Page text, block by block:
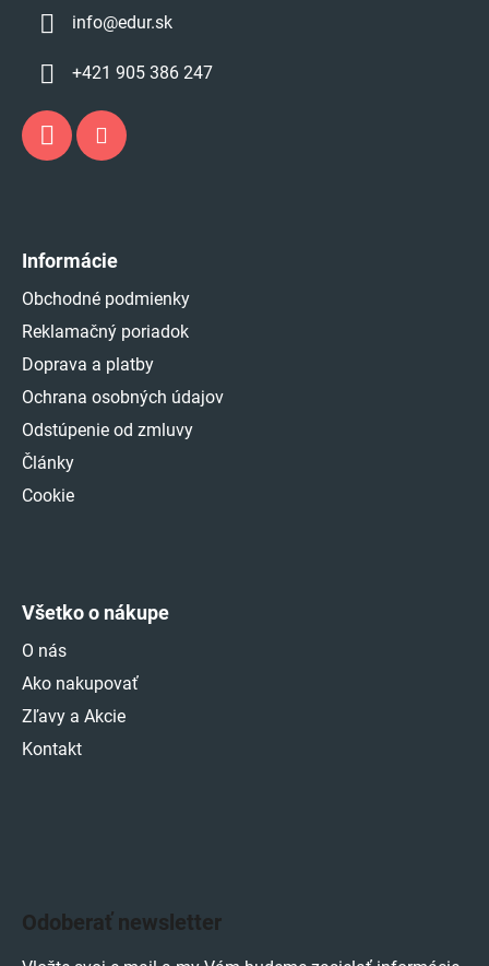
info@edur.sk
+421 905 386 247
Informácie
Obchodné podmienky
Reklamačný poriadok
Doprava a platby
Ochrana osobných údajov
Odstúpenie od zmluvy
Články
Cookie
Všetko o nákupe
O nás
Ako nakupovať
Zľavy a Akcie
Kontakt
Odoberať newsletter